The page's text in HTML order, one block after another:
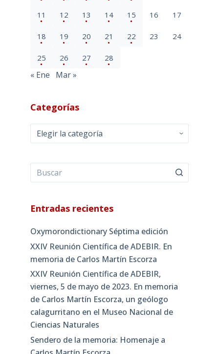
11 12 13 14 15 16 17
18 19 20 21 22 23 24
25 26 27 28
« Ene Mar »
Categorías
Categorías
Entradas recientes
Oxymorondictionary Séptima edición
XXIV Reunión Científica de ADEBIR. En
memoria de Carlos Martín Escorza
XXIV Reunión Científica de ADEBIR,
viernes, 5 de mayo de 2023. En memoria
de Carlos Martín Escorza, un geólogo
calagurritano en el Museo Nacional de
Ciencias Naturales
Sendero de la memoria: Homenaje a